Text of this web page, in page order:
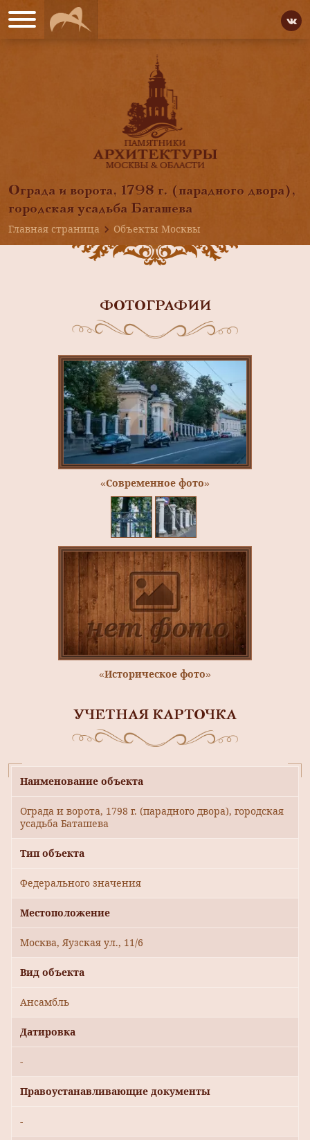
Ограда и ворота, 1798 г. (парадного двора),
городская усадьба Баташева
Главная страница
Объекты Москвы
ФОТОГРАФИИ
«Современное фото»
«Историческое фото»
УЧЕТНАЯ КАРТОЧКА
Наименование объекта
Ограда и ворота, 1798 г. (парадного двора), городская
усадьба Баташева
Тип объекта
Федерального значения
Местоположение
Москва, Яузская ул., 11/6
Вид объекта
Ансамбль
Датировка
-
Правоустанавливающие документы
-